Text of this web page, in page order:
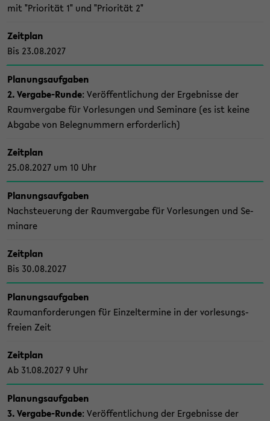
mit "Prio­ri­tät 1" und "Prio­ri­tät 2"
Zeit­plan
Bis 23.08.2027
Pla­nungs­auf­ga­ben
2. Vergabe-​Runde: Ver­öf­fent­li­chung der Er­geb­nis­se der
Raum­ver­ga­be für Vor­le­sun­gen und Se­mi­na­re (es ist keine
Ab­ga­be von Be­leg­num­mern er­for­der­lich)
Zeit­plan
25.08.2027 um 10 Uhr
Pla­nungs­auf­ga­ben
Nach­steue­rung der Raum­ver­ga­be für Vor­le­sun­gen und Se­
mi­na­re
Zeit­plan
Bis 30.08.2027
Pla­nungs­auf­ga­ben
Raum­an­for­de­run­gen für Ein­zel­ter­mi­ne in der vor­le­sungs­
frei­en Zeit
Zeit­plan
Ab 31.08.2027 9 Uhr
Pla­nungs­auf­ga­ben
3. Vergabe-​Runde: Ver­öf­fent­li­chung der Er­geb­nis­se der